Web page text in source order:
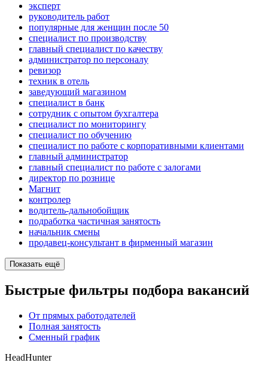
эксперт
руководитель работ
популярные для женщин после 50
специалист по производству
главный специалист по качеству
администратор по персоналу
ревизор
техник в отель
заведующий магазином
специалист в банк
сотрудник с опытом бухгалтера
специалист по мониторингу
специалист по обучению
специалист по работе с корпоративными клиентами
главный администратор
главный специалист по работе с залогами
директор по рознице
Магнит
контролер
водитель-дальнобойщик
подработка частичная занятость
начальник смены
продавец-консультант в фирменный магазин
Показать ещё
Быстрые фильтры подбора вакансий
От прямых работодателей
Полная занятость
Сменный график
HeadHunter